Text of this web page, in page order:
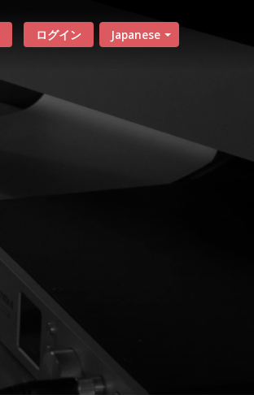
Japanese
ログイン